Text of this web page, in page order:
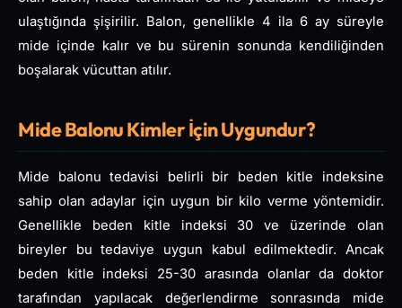
ulaştığında şişirilir. Balon, genellikle 4 ila 6 ay süreyle
mide içinde kalır ve bu sürenin sonunda kendiliğinden
boşalarak vücuttan atılır.
Mide Balonu Kimler İçin Uygundur?
Mide balonu tedavisi belirli bir beden kitle indeksine
sahip olan adaylar için uygun bir kilo verme yöntemidir.
Genellikle beden kitle indeksi 30 ve üzerinde olan
bireyler bu tedaviye uygun kabul edilmektedir. Ancak
beden kitle indeksi 25-30 arasında olanlar da doktor
tarafından yapılacak değerlendirme sonrasında mide